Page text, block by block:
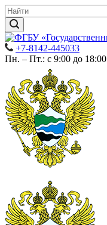
+7-8142-445033
Пн. – Пт.: с 9:00 до 18:00